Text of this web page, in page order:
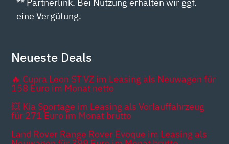
eine Vergütung.
Neueste Deals
🔥 Cupra Leon ST VZ im Leasing als Neuwagen für
158 Euro im Monat netto
💥 Kia Sportage im Leasing als Vorlauffahrzeug
für 271 Euro im Monat brutto
Land Rover Range Rover Evoque im Leasing als